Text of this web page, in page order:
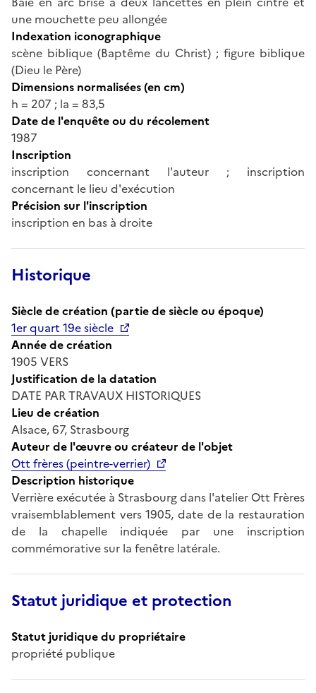
une mouchette peu allongée
Indexation iconographique
scène biblique (Baptême du Christ) ; figure biblique
(Dieu le Père)
Dimensions normalisées (en cm)
h = 207 ; la = 83,5
Date de l'enquête ou du récolement
1987
Inscription
inscription concernant l'auteur ; inscription
concernant le lieu d'exécution
Précision sur l'inscription
inscription en bas à droite
Historique
Siècle de création (partie de siècle ou époque)
1er quart 19e siècle
Année de création
1905 VERS
Justification de la datation
DATE PAR TRAVAUX HISTORIQUES
Lieu de création
Alsace, 67, Strasbourg
Auteur de l'œuvre ou créateur de l'objet
Ott frères (peintre-verrier)
Description historique
Verrière exécutée à Strasbourg dans l'atelier Ott Frères
vraisemblablement vers 1905, date de la restauration
de la chapelle indiquée par une inscription
commémorative sur la fenêtre latérale.
Statut juridique et protection
Statut juridique du propriétaire
propriété publique